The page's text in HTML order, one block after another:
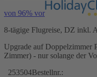
von 96% vor
8-tägige Flugreise, DZ inkl.
Upgrade auf Doppelzimmer
Zimmer) - nur solange der
253504Bestellnr.: